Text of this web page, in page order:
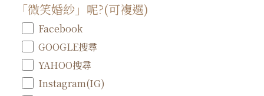
「微笑婚紗」呢?(可複選)
Facebook
GOOGLE搜尋
YAHOO搜尋
Instagram(IG)